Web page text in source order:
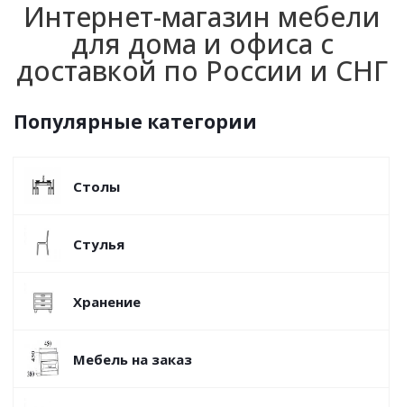
Интернет-магазин мебели
для дома и офиса с
доставкой по России и СНГ
Популярные категории
Столы
Стулья
Хранение
Мебель на заказ